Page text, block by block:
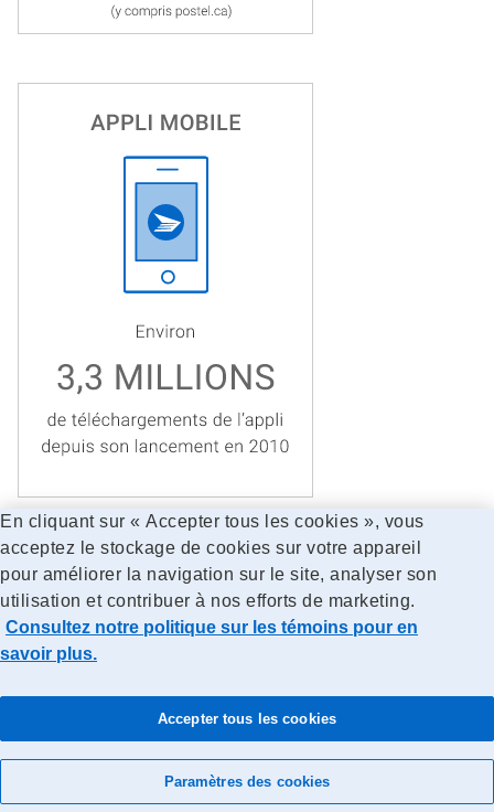
Accessibilité
© Société canadienne des postes
En cliquant sur « Accepter tous les cookies », vous
acceptez le stockage de cookies sur votre appareil
pour améliorer la navigation sur le site, analyser son
utilisation et contribuer à nos efforts de marketing.
Consultez notre politique sur les témoins pour en
savoir plus.
Paramètres des cookies
Accepter tous les cookies